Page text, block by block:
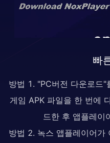
빠
방법 1. "PC버전 다운로드
게임 APK 파일을 한 번에
드한 후 앱플레이
방법 2. 녹스 앱플레이어가